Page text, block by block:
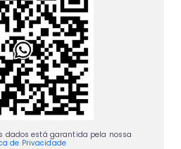
dados está garantida pela nossa
de Privacidade